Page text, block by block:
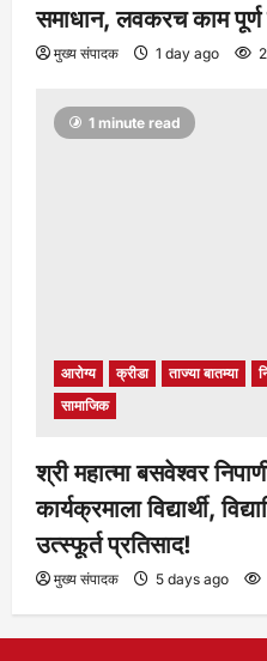
समाधान, लवकरच काम पूर्ण
मुख्य संपादक 1 day ago
1 minute read
आरोग्य क्रीडा ताज्या बातम्या
सामाजिक
श्री महात्मा बसवेश्वर
कार्यक्रमाला विद्यार्थी,
उत्स्फूर्त प्रतिसाद!
मुख्य संपादक 5 days ago